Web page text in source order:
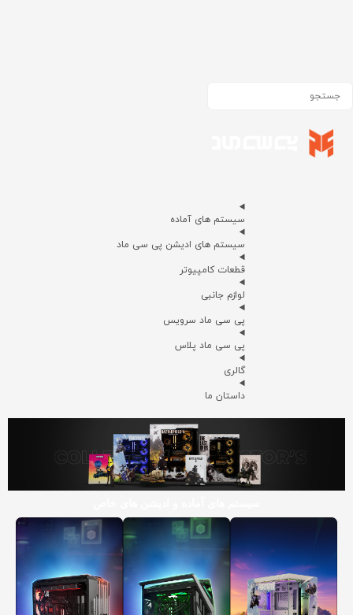
سیستم های آماده
سیستم های ادیشن پی سی ماد
قطعات کامپیوتر
لوازم جانبی
پی سی ماد سرویس
پی سی ماد پلاس
گالری
داستان ما